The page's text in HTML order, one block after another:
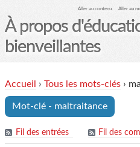
Aller au contenu Aller au
À propos
bienveillantes
Mon monde
Accueil › Tous les mots-clés ›
Mot-clé - maltraitance
Fil des entrées Fil des